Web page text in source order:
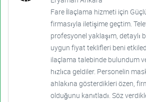
Fare İlaçlama hizmeti için
firmasıyla iletişime geçtim.
profesyonel yaklaşım, detaylı
uygun fiyat teklifleri beni
ilaçlama talebinde bulundum
hızlıca geldiler. Personelin
ahlakına gösterdikleri özen,
olduğunu kanıtladı. Söz